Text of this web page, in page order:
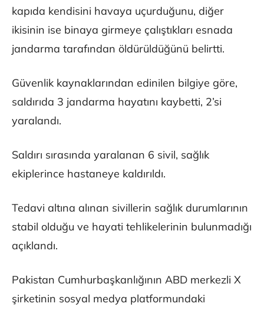
kapıda kendisini havaya uçurduğunu, diğer
ikisinin ise binaya girmeye çalıştıkları esnada
jandarma tarafından öldürüldüğünü belirtti.
Güvenlik kaynaklarından edinilen bilgiye göre,
saldırıda 3 jandarma hayatını kaybetti, 2’si
yaralandı.
Saldırı sırasında yaralanan 6 sivil, sağlık
ekiplerince hastaneye kaldırıldı.
Tedavi altına alınan sivillerin sağlık durumlarının
stabil olduğu ve hayati tehlikelerinin bulunmadığı
açıklandı.
Pakistan Cumhurbaşkanlığının ABD merkezli X
şirketinin sosyal medya platformundaki